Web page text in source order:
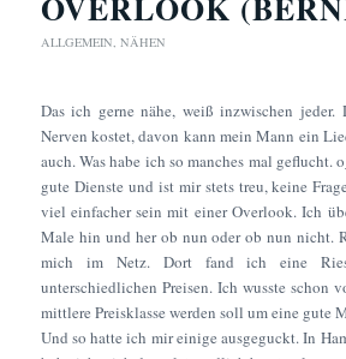
ALLGEMEIN, NÄHEN
Das ich gerne nähe, weiß inzwischen jeder.
Nerven kostet, davon kann mein Mann ein
auch. Was habe ich so manches mal geflucht.
gute Dienste und ist mir stets treu, keine
viel einfacher sein mit einer Overlook. Ich
Male hin und her ob nun oder ob nun nicht.
mich im Netz. Dort fand ich eine
unterschiedlichen Preisen. Ich wusste schon
mittlere Preisklasse werden soll um eine gute
Und so hatte ich mir einige ausgeguckt. In